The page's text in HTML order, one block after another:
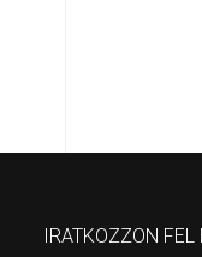
IRATKOZZON